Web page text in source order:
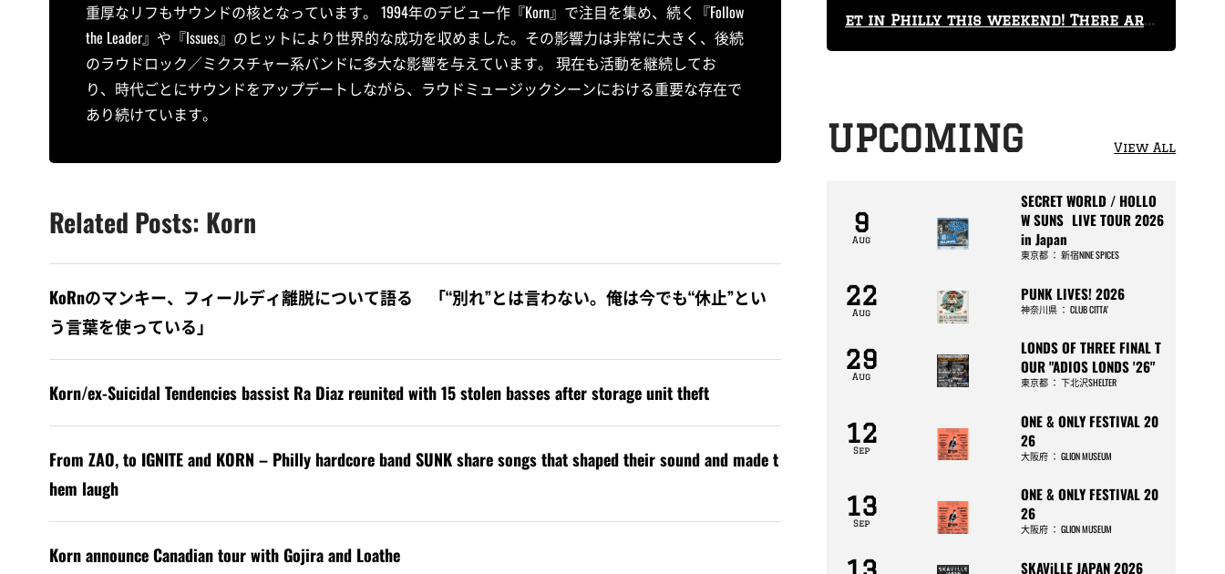
重厚なリフもサウンドの核となっています。 1994年のデビュー作『Korn』で注目を集め、続く『Follow
the Leader』や『Issues』のヒットにより世界的な成功を収めました。その影響力は非常に大きく、後続
のラウドロック／ミクスチャー系バンドに多大な影響を与えています。 現在も活動を継続してお
り、時代ごとにサウンドをアップデートしながら、ラウドミュージックシーンにおける重要な存在で
あり続けています。
Related Posts: Korn
KoRnのマンキー、フィールディ離脱について語る 「“別れ”とは言わない。俺は今でも“休止”とい
う言葉を使っている」
Korn/ex-Suicidal Tendencies bassist Ra Diaz reunited with 15 stolen basses after storage unit theft
From ZAO, to IGNITE and KORN – Philly hardcore band SUNK share songs that shaped their sound and made t
hem laugh
Korn announce Canadian tour with Gojira and Loathe
et in Philly this weekend! There are
only 29 tickets left!
UPCOMING View All
9
Aug
SECRET WORLD / HOLLO
W SUNS LIVE TOUR 2026
in Japan
東京都： 新宿NINE SPICES
22
Aug
PUNK LIVES! 2026
神奈川県： CLUB CITTA’
29
Aug
LONDS OF THREE FINAL T
OUR "ADIOS LONDS '26"
東京都： 下北沢SHELTER
12
Sep
ONE & ONLY FESTIVAL 20
26
大阪府： GLION MUSEUM
13
Sep
ONE & ONLY FESTIVAL 20
26
大阪府： GLION MUSEUM
SKAViLLE JAPAN 2026